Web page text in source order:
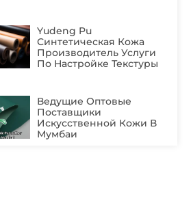
Yudeng Pu
Синтетическая Кожа
Производитель Услуги
По Настройке Текстуры
Ведущие Оптовые
Поставщики
Искусственной Кожи В
Мумбаи